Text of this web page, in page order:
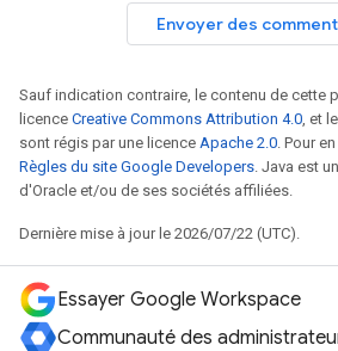
Envoyer des
Sauf indication contraire, le contenu de cette
licence Creative Commons Attribution 4.0, et
sont régis par une licence Apache 2.0. Pour
Règles du site Google Developers. Java est
d'Oracle et/ou de ses sociétés affiliées.
Dernière mise à jour le 2026/07/22 (UTC).
Essayer Google Workspace
Communauté des